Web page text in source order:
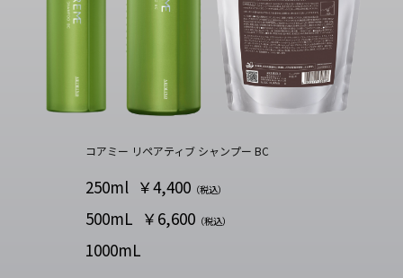
コアミー リペアティブ シャンプー BC
250ml ￥4,400（税込）
500mL ￥6,600（税込）
1000mL